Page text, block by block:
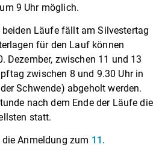
9 Uhr möglich.
Läufe fällt am Silvestertag
für den Lauf können
Dezember, zwischen 11 und 13
zwischen 8 und 9.30 Uhr in
Schwende) abgeholt werden.
nach dem Ende der Läufe die
statt.
Anmeldung zum 11.